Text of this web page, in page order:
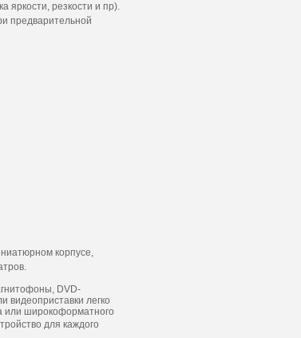
яркости, резкости и пр).
предварительной
корпусе,
DVD-
видеоприставки легко
или широкоформатного
для каждого